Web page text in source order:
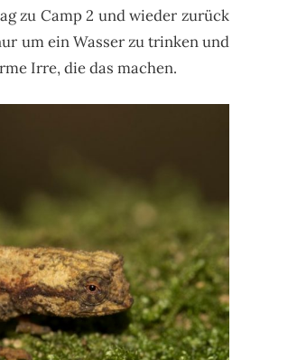
zu Camp 2 und wieder zurück
um ein Wasser zu trinken und
Irre, die das machen.